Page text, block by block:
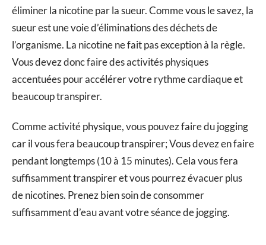
éliminer la nicotine par la sueur. Comme vous le savez, la
sueur est une voie d’éliminations des déchets de
l’organisme. La nicotine ne fait pas exception à la règle.
Vous devez donc faire des activités physiques
accentuées pour accélérer votre rythme cardiaque et
beaucoup transpirer.
Comme activité physique, vous pouvez faire du jogging
car il vous fera beaucoup transpirer; Vous devez en faire
pendant longtemps (10 à 15 minutes). Cela vous fera
suffisamment transpirer et vous pourrez évacuer plus
de nicotines. Prenez bien soin de consommer
suffisamment d’eau avant votre séance de jogging.